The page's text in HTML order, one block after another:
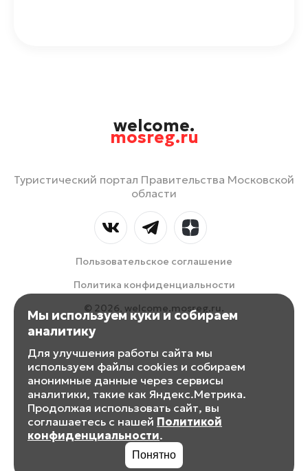
welcome.
mosreg.ru
Туристический портал Правительства Московской
области
Пользовательское соглашение
Политика конфиденциальности
© 2026, welcome.mosreg.ru.
Мы используем куки и собираем
аналитику
Для улучшения работы сайта мы
используем файлы cookies и собираем
анонимные данные через сервисы
аналитики, такие как Яндекс.Метрика.
Продолжая использовать сайт, вы
соглашаетесь с нашей Политикой
конфиденциальности.
Понятно